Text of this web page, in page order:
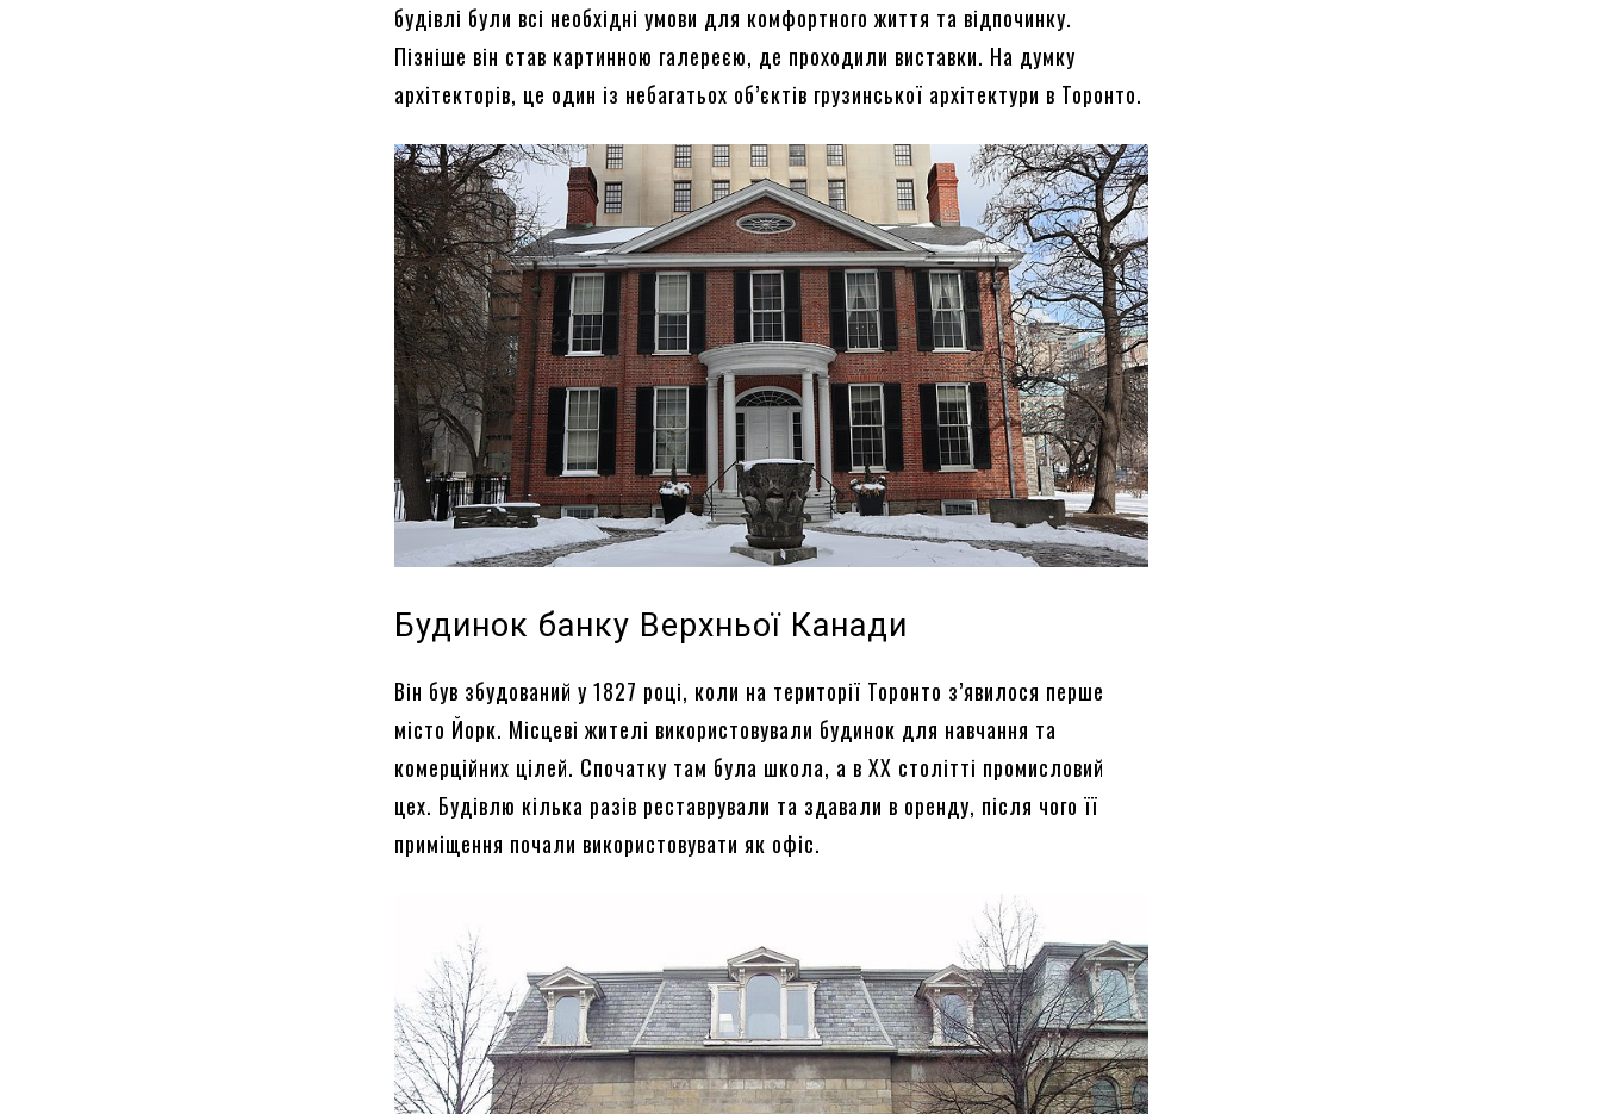
будівлі були всі необхідні умови для комфортного життя та відпочинку.
Пізніше він став картинною галереєю, де проходили виставки. На думку
архітекторів, це один із небагатьох об’єктів грузинської архітектури в Торонто.
Будинок банку Верхньої Канади
Він був збудований у 1827 році, коли на території Торонто з’явилося перше
місто Йорк. Місцеві жителі використовували будинок для навчання та
комерційних цілей. Спочатку там була школа, а в XX столітті промисловий
цех. Будівлю кілька разів реставрували та здавали в оренду, після чого її
приміщення почали використовувати як офіс.